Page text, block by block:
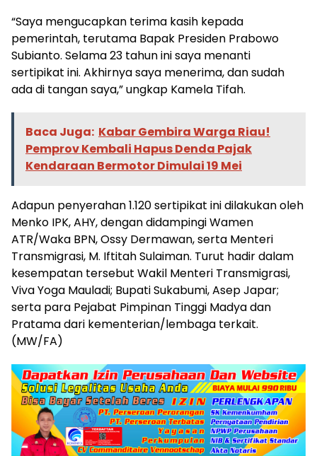
“Saya mengucapkan terima kasih kepada
pemerintah, terutama Bapak Presiden Prabowo
Subianto. Selama 23 tahun ini saya menanti
sertipikat ini. Akhirnya saya menerima, dan sudah
ada di tangan saya,” ungkap Kamela Tifah.
Baca Juga: Kabar Gembira Warga Riau!
Pemprov Kembali Hapus Denda Pajak
Kendaraan Bermotor Dimulai 19 Mei
Adapun penyerahan 1.120 sertipikat ini dilakukan oleh
Menko IPK, AHY, dengan didampingi Wamen
ATR/Waka BPN, Ossy Dermawan, serta Menteri
Transmigrasi, M. Iftitah Sulaiman. Turut hadir dalam
kesempatan tersebut Wakil Menteri Transmigrasi,
Viva Yoga Mauladi; Bupati Sukabumi, Asep Japar;
serta para Pejabat Pimpinan Tinggi Madya dan
Pratama dari kementerian/lembaga terkait.
(MW/FA)